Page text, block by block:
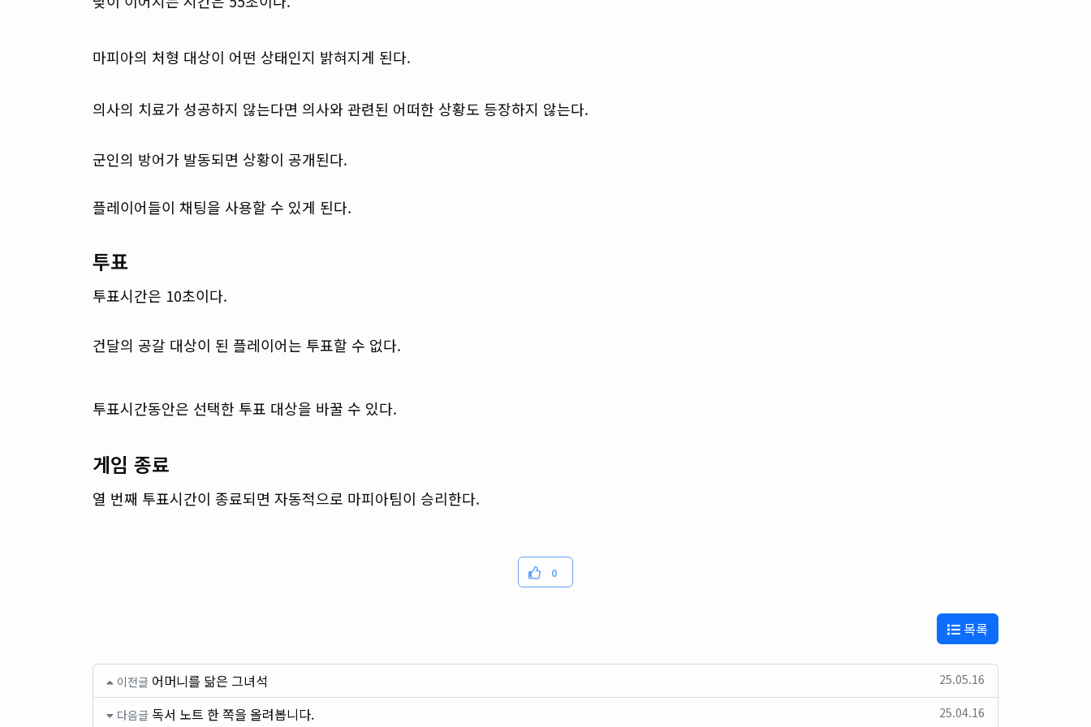
마피아의 처형 대상이 어떤 상태인지 밝혀지게 된다.
의사의 치료가 성공하지 않는다면 의사와 관련된 어떠한 상황도 등장하지 않는다.
군인의 방어가 발동되면 상황이 공개된다.
플레이어들이 채팅을 사용할 수 있게 된다.
투표
투표시간은 10초이다.
건달의 공갈 대상이 된 플레이어는 투표할 수 없다.
투표시간동안은 선택한 투표 대상을 바꿀 수 있다.
게임 종료
열 번째 투표시간이 종료되면 자동적으로 마피아팀이 승리한다.
0
목록
이전글 어머니를 닮은 그녀석 25.05.16
다음글 독서 노트 한 쪽을 올려봅니다. 25.04.16